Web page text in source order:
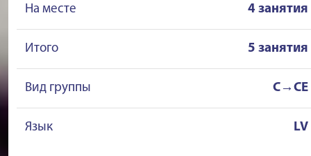
На месте 4 занятия
Итого 5 занятия
Вид группы C→CE
Язык LV